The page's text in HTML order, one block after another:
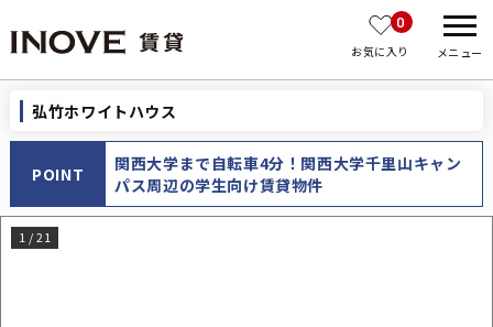
お気に入り
0
メニュー
弘竹ホワイトハウス
POINT
関西大学まで自転車4分！関西大学千里山キャン
パス周辺の学生向け賃貸物件
1 /21